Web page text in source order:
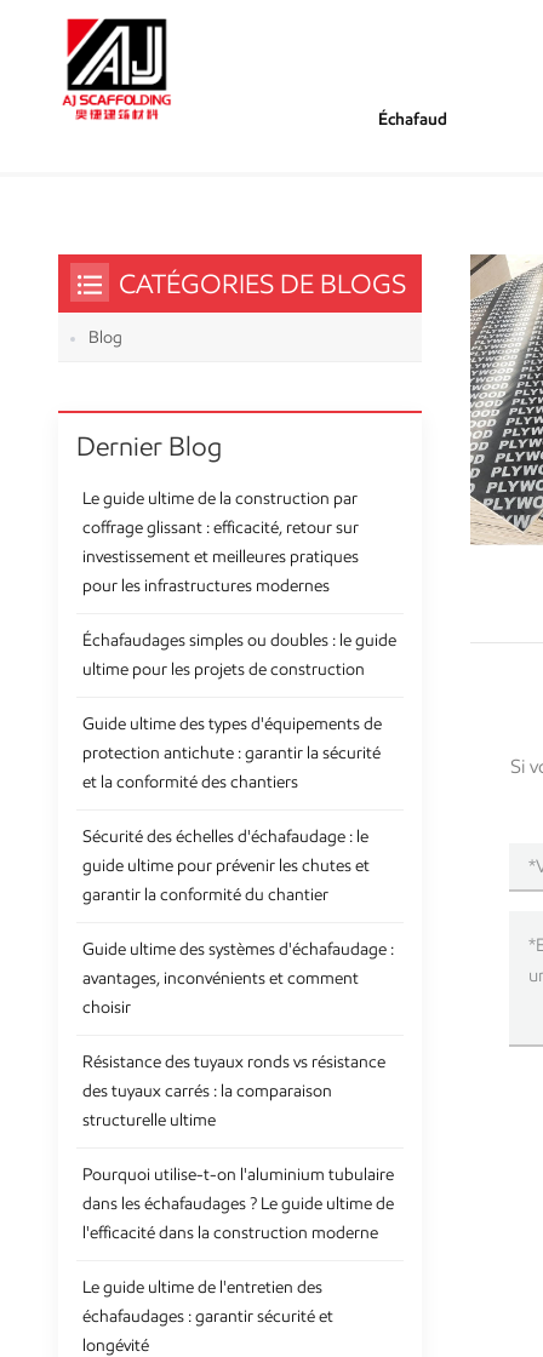
Échafaud
Si
CATÉGORIES DE BLOGS
Blog
Dernier Blog
Le guide ultime de la construction par
coffrage glissant : efficacité, retour sur
investissement et meilleures pratiques
pour les infrastructures modernes
Échafaudages simples ou doubles : le guide
ultime pour les projets de construction
Guide ultime des types d'équipements de
protection antichute : garantir la sécurité
et la conformité des chantiers
Sécurité des échelles d'échafaudage : le
guide ultime pour prévenir les chutes et
garantir la conformité du chantier
Guide ultime des systèmes d'échafaudage :
avantages, inconvénients et comment
choisir
Résistance des tuyaux ronds vs résistance
des tuyaux carrés : la comparaison
structurelle ultime
Pourquoi utilise-t-on l'aluminium tubulaire
dans les échafaudages ? Le guide ultime de
l'efficacité dans la construction moderne
Le guide ultime de l'entretien des
échafaudages : garantir sécurité et
longévité